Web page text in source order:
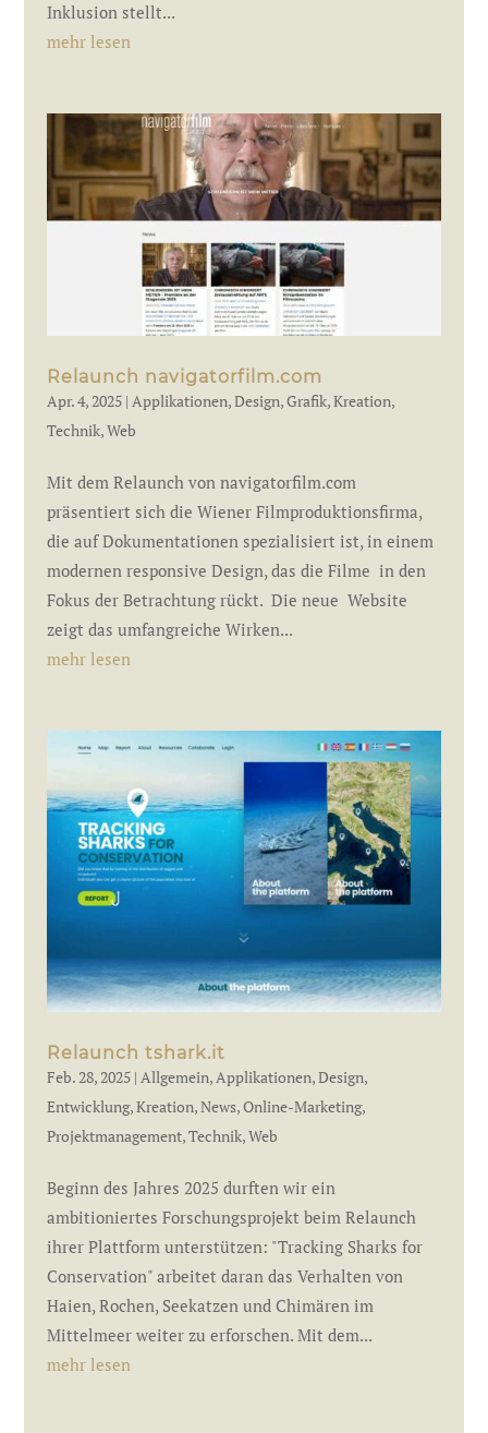
Inklusion stellt...
mehr lesen
Relaunch navigatorfilm.com
Apr. 4, 2025| Applikationen,Design,Grafik,Kreation,
Technik,Web
Mit dem Relaunch von navigatorfilm.com
präsentiert sich die Wiener Filmproduktionsfirma,
die auf Dokumentationen spezialisiert ist, in einem
modernen responsive Design, das die Filme in den
Fokus der Betrachtung rückt. Die neue Website
zeigt das umfangreiche Wirken...
mehr lesen
Relaunch tshark.it
Feb. 28, 2025| Allgemein,Applikationen,Design,
Entwicklung,Kreation,News,Online-Marketing,
Projektmanagement,Technik,Web
Beginn des Jahres 2025 durften wir ein
ambitioniertes Forschungsprojekt beim Relaunch
ihrer Plattform unterstützen: "Tracking Sharks for
Conservation" arbeitet daran das Verhalten von
Haien, Rochen, Seekatzen und Chimären im
Mittelmeer weiter zu erforschen. Mit dem...
mehr lesen